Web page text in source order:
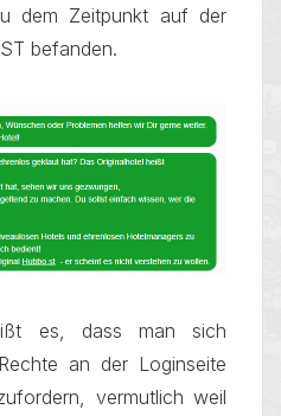
dem Zeitpunkt auf der
befanden.
es, dass man sich
an der Loginseite
vermutlich weil